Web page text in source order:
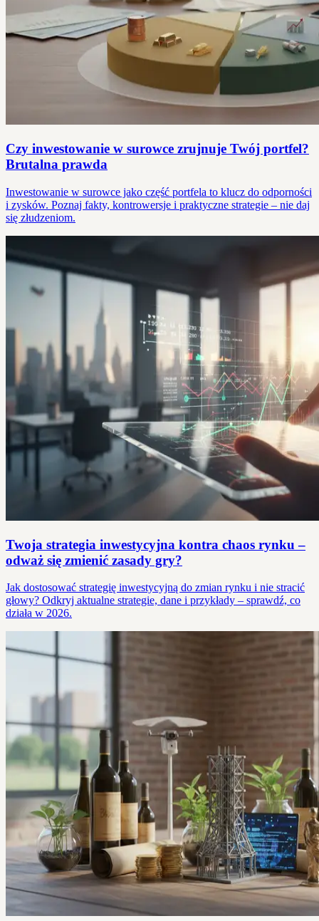
Czy inwestowanie w surowce zrujnuje Twój portfel?
Brutalna prawda
Inwestowanie w surowce jako część portfela to klucz do odporności
i zysków. Poznaj fakty, kontrowersje i praktyczne strategie – nie daj
się złudzeniom.
Twoja strategia inwestycyjna kontra chaos rynku –
odważ się zmienić zasady gry?
Jak dostosować strategię inwestycyjną do zmian rynku i nie stracić
głowy? Odkryj aktualne strategie, dane i przykłady – sprawdź, co
działa w 2026.